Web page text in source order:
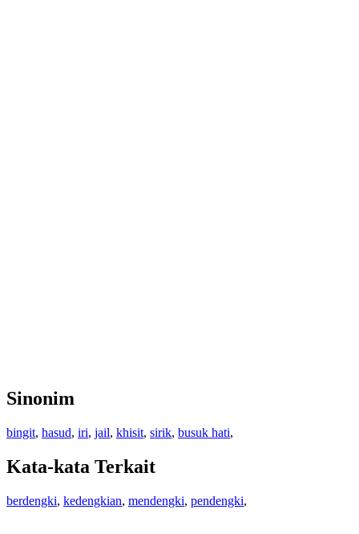
Sinonim
bingit, hasud, iri, jail, khisit, sirik, busuk hati,
Kata-kata Terkait
berdengki, kedengkian, mendengki, pendengki,